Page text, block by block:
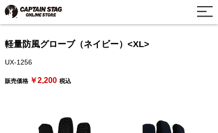
軽量防風グローブ（ネイビー）<XL>
UX-1256
販売価格 ￥2,200 税込